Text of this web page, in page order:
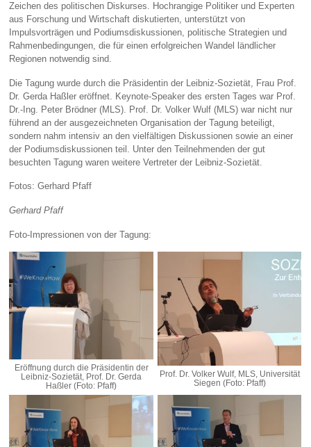
Zeichen des politischen Diskurses. Hochrangige Politiker und Experten
aus Forschung und Wirtschaft diskutierten, unterstützt von
Impulsvorträgen und Podiumsdiskussionen, politische Strategien und
Rahmenbedingungen, die für einen erfolgreichen Wandel ländlicher
Regionen notwendig sind.
Die Tagung wurde durch die Präsidentin der Leibniz-Sozietät, Frau Prof.
Dr. Gerda Haßler eröffnet. Keynote-Speaker des ersten Tages war Prof.
Dr.-Ing. Peter Brödner (MLS). Prof. Dr. Volker Wulf (MLS) war nicht nur
führend an der ausgezeichneten Organisation der Tagung beteiligt,
sondern nahm intensiv an den vielfältigen Diskussionen sowie an einer
der Podiumsdiskussionen teil. Unter den Teilnehmenden der gut
besuchten Tagung waren weitere Vertreter der Leibniz-Sozietät.
Fotos: Gerhard Pfaff
Gerhard Pfaff
Foto-Impressionen von der Tagung:
Eröffnung durch die Präsidentin der
Leibniz-Sozietät, Prof. Dr. Gerda
Haßler (Foto: Pfaff)
Prof. Dr. Volker Wulf, MLS, Universität
Siegen (Foto: Pfaff)